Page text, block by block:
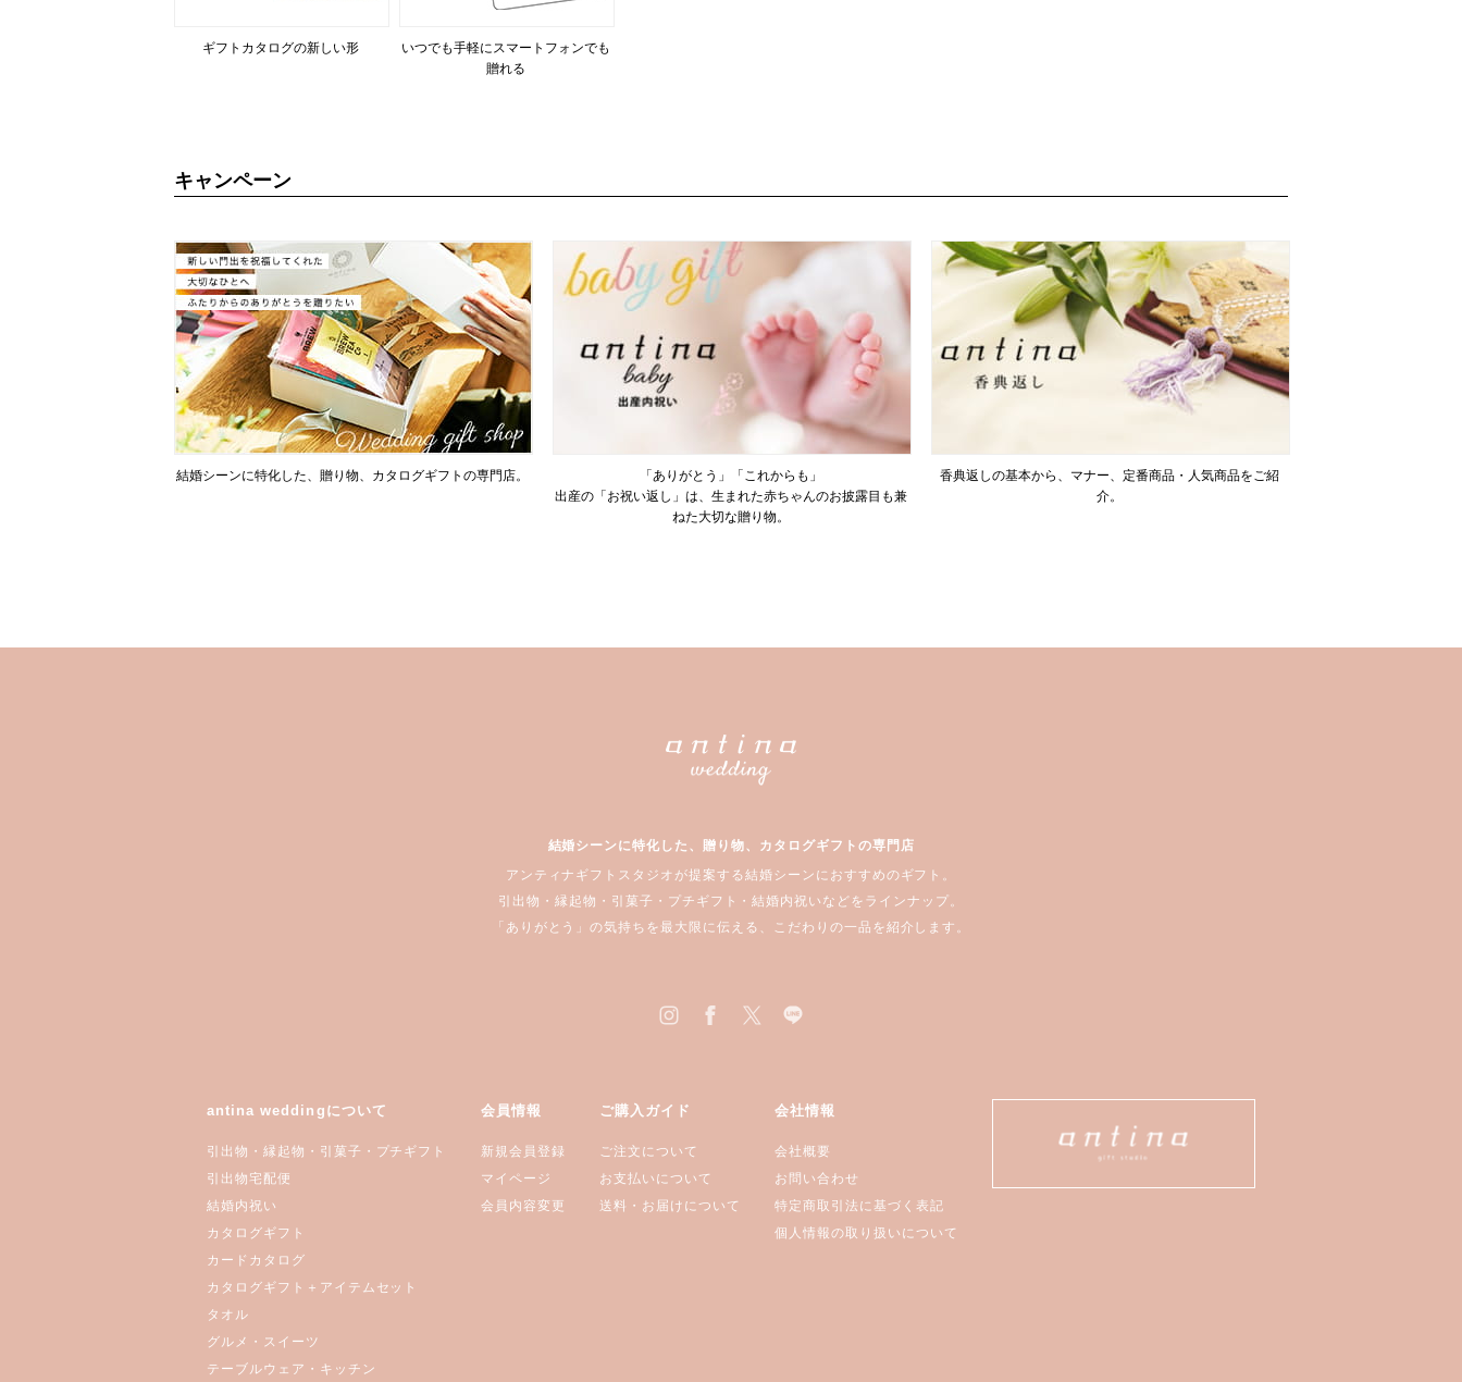
ギフトカタログの新しい形
いつでも手軽にスマートフォンでも
贈れる
キャンペーン
結婚シーンに特化した、贈り物、カタログギフトの専門店。
「ありがとう」「これからも」
出産の「お祝い返し」は、生まれた赤ちゃんのお披露目も兼
ねた大切な贈り物。
香典返しの基本から、マナー、定番商品・人気商品をご紹
介。
結婚シーンに特化した、贈り物、カタログギフトの専門店
アンティナギフトスタジオが提案する結婚シーンにおすすめのギフト。
引出物・縁起物・引菓子・プチギフト・結婚内祝いなどをラインナップ。
「ありがとう」の気持ちを最大限に伝える、こだわりの一品を紹介します。
antina weddingについて
引出物・縁起物・引菓子・プチギフト
引出物宅配便
結婚内祝い
カタログギフト
カードカタログ
カタログギフト＋アイテムセット
タオル
グルメ・スイーツ
テーブルウェア・キッチン
会員情報
新規会員登録
マイページ
会員内容変更
ご購入ガイド
ご注文について
お支払いについて
送料・お届けについて
会社情報
会社概要
お問い合わせ
特定商取引法に基づく表記
個人情報の取り扱いについて